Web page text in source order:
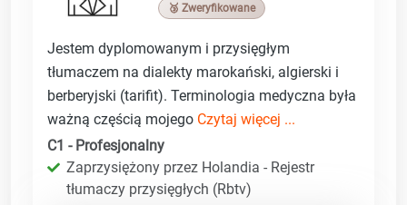
🥉 Zweryfikowane
Jestem dyplomowanym i przysięgłym
tłumaczem na dialekty marokański, algierski i
berberyjski (tarifit). Terminologia medyczna była
ważną częścią mojego Czytaj więcej ...
C1 - Profesjonalny
Zaprzysiężony przez Holandia - Rejestr
tłumaczy przysięgłych (Rbtv)